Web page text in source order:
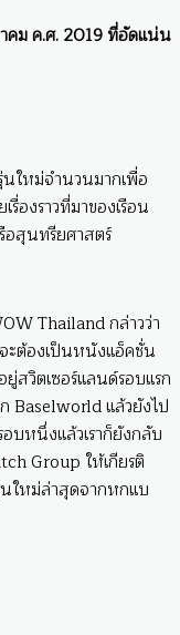
ม ค.ศ. 2019 ที่อัดแน่น
ใหม่จำนวนมากเพื่อ
องราวที่มาของเรือน
อสุนทรียศาสตร์
Thailand กล่าวว่า
ะต้องเป็นหนังแอ็คชั่น
อยู่สวิตเซอร์แลนด์รอบแรก
Baselworld แล้วยังไป
อบหนึ่งแล้วเราก็ยังกลับ
Group ให้เกียรติ
ใหม่ล่าสุดจากหกแบ